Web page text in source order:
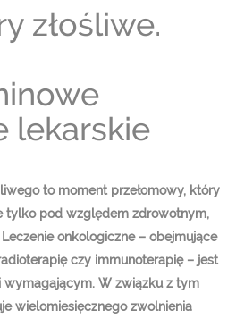
złośliwe.
lekarskie
to moment przełomowy, który
tylko pod względem zdrowotnym,
onkologiczne – obejmujące
czy immunoterapię – jest
wymagającym. W związku z tym
wielomiesięcznego zwolnienia